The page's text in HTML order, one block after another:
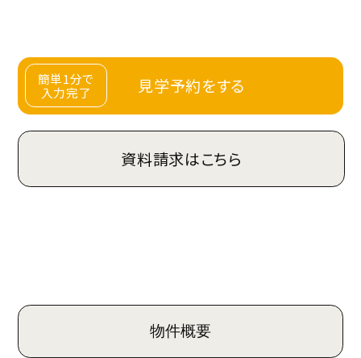
簡単1分で
入力完了
見学予約をする
資料請求はこちら
物件概要